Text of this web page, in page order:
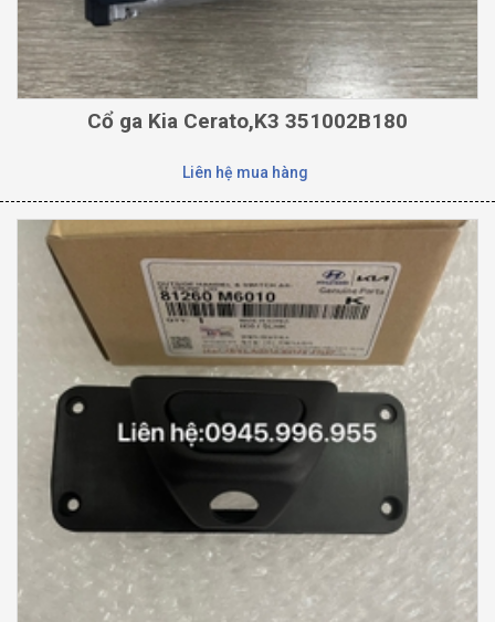
Cổ ga Kia Cerato,K3 351002B180
Liên hệ mua hàng